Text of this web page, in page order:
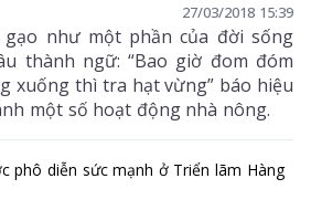
27/03/2018 15:39
như một phần của đời sống
thành ngữ: “Bao giờ đom đóm
xuống thì tra hạt vừng” báo hiệu
một số hoạt động nhà nông.